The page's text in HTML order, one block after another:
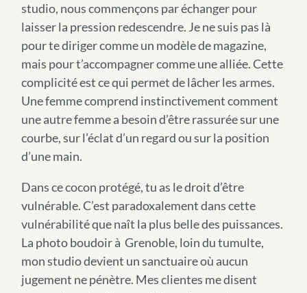
studio, nous commençons par échanger pour
laisser la pression redescendre. Je ne suis pas là
pour te diriger comme un modèle de magazine,
mais pour t’accompagner comme une alliée. Cette
complicité est ce qui permet de lâcher les armes.
Une femme comprend instinctivement comment
une autre femme a besoin d’être rassurée sur une
courbe, sur l’éclat d’un regard ou sur la position
d’une main.
Dans ce cocon protégé, tu as le droit d’être
vulnérable. C’est paradoxalement dans cette
vulnérabilité que naît la plus belle des puissances.
La photo boudoir à Grenoble, loin du tumulte,
mon studio devient un sanctuaire où aucun
jugement ne pénètre. Mes clientes me disent